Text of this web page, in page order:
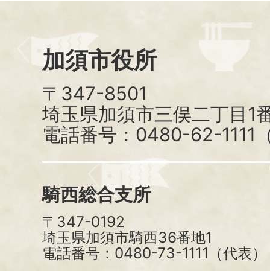
加須市役所
〒347-8501
埼玉県加須市三俣二丁目1
電話番号：0480-62-1111
騎西総合支所
〒347-0192
埼玉県加須市騎西36番地1
電話番号：0480-73-1111（代表）